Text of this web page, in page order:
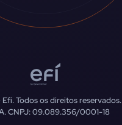
Efí. Todos os direitos reservados.
CNPJ: 09.089.356/0001-18